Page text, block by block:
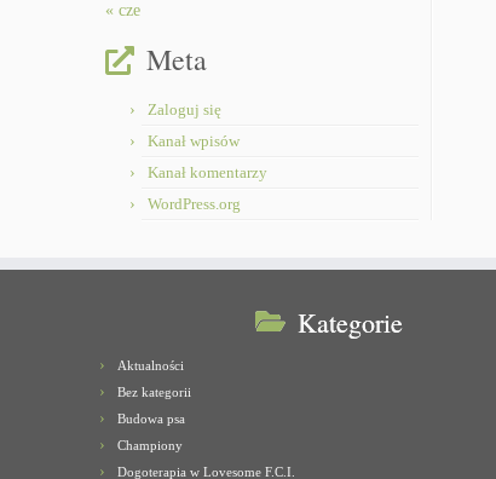
« cze
Meta
Zaloguj się
Kanał wpisów
Kanał komentarzy
WordPress.org
Kategorie
Aktualności
Bez kategorii
Budowa psa
Championy
Dogoterapia w Lovesome F.C.I.